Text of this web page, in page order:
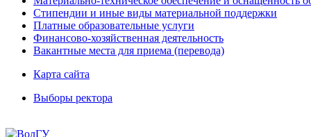
Стипендии и иные виды материальной поддержки
Платные образовательные услуги
Финансово-хозяйственная деятельность
Вакантные места для приема (перевода)
Карта сайта
Выборы ректора